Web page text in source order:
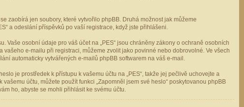
zaobírá jen soubory, které vytvořilo phpBB. Druhá možnost jak můžeme
a odeslání příspěvků po vaší registrace, když jste přihlášeni.
osobní údaje pro váš účet na „PES“ jsou chráněny zákony o ochraně osobních
e-mailu při registraci, můžeme zvolit jako povinné nebo dobrovolné. Ve všech
automaticky vytvářených e-mailů phpBB softwarem na váš e-mail.
je prostředek k přístupu k vašemu účtu na „PES“, takže jej pečlivě uchovejte a
účtu, můžete použít funkci „Zapomněl jsem své heslo“ poskytovanou phpBB
ho, abyste se mohli přihlásit ke svému účtu.